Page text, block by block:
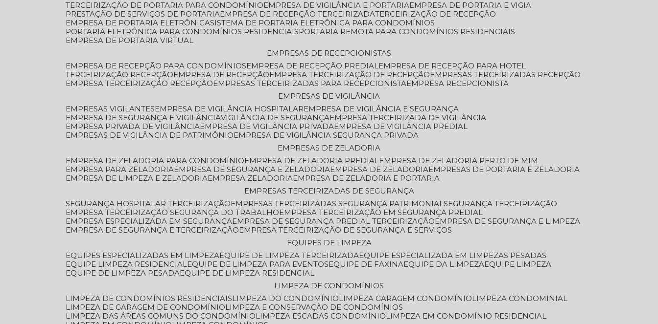
TERCEIRIZAÇÃO DE PORTARIA PARA CONDOMÍNIO
EMPRESA DE VIGILÂNCIA E PORTARIA
EMPRESA DE PORTARIA E VIGIA
PRESTAÇÃO DE SERVIÇOS DE PORTARIA
EMPRESA DE RECEPÇÃO TERCEIRIZADA TERCEIRIZAÇÃO DE RECEPÇÃO
EMPRESA DE PORTARIA ELETRÔNICA SISTEMA DE PORTARIA ELETRÔNICA PARA CONDOMÍNIOS
PORTARIA ELETRÔNICA PARA CONDOMÍNIOS RESIDENCIAIS
PORTARIA REMOTA PARA CONDOMÍNIOS RESIDENCIAIS
EMPRESA DE PORTARIA VIRTUAL
EMPRESAS DE RECEPCIONISTAS
EMPRESA DE RECEPÇÃO PARA CONDOMÍNIOS
EMPRESA DE RECEPÇÃO PREDIAL
EMPRESA DE RECEPÇÃO PARA HOTEL
TERCEIRIZAÇÃO RECEPÇÃO
EMPRESA DE RECEPÇÃO EMPRESA TERCEIRIZAÇÃO DE RECEPÇÃO
EMPRESAS TERCEIRIZADAS RECEPÇÃO
EMPRESA TERCEIRIZAÇÃO RECEPÇÃO
EMPRESAS TERCEIRIZADAS PARA RECEPCIONISTA
EMPRESA RECEPCIONISTA
EMPRESAS DE VIGILÂNCIA
EMPRESAS VIGILANTES
EMPRESA DE VIGILÂNCIA HOSPITALAR
EMPRESA DE VIGILÂNCIA E SEGURANÇA
EMPRESA DE SEGURANÇA E VIGILÂNCIA VIGILÂNCIA DE SEGURANÇA
EMPRESA TERCEIRIZADA DE VIGILÂNCIA
EMPRESA PRIVADA DE VIGILÂNCIA
EMPRESA DE VIGILÂNCIA PRIVADA
EMPRESA DE VIGILÂNCIA PREDIAL
EMPRESAS DE VIGILÂNCIA DE PATRIMÔNIO
EMPRESA DE VIGILÂNCIA SEGURANÇA PRIVADA
EMPRESAS DE ZELADORIA
EMPRESA DE ZELADORIA PARA CONDOMÍNIO
EMPRESA DE ZELADORIA PREDIAL
EMPRESA DE ZELADORIA PERTO DE MIM
EMPRESA PARA ZELADORIA
EMPRESA DE SEGURANÇA E ZELADORIA EMPRESA DE ZELADORIA
EMPRESAS DE PORTARIA E ZELADORIA
EMPRESA DE LIMPEZA E ZELADORIA
EMPRESA ZELADORIA
EMPRESA DE ZELADORIA E PORTARIA
EMPRESAS TERCEIRIZADAS DE SEGURANÇA
SEGURANÇA HOSPITALAR TERCEIRIZAÇÃO
EMPRESAS TERCEIRIZADAS SEGURANÇA PATRIMONIAL SEGURANÇA TERCEIRIZAÇÃO
EMPRESA TERCEIRIZAÇÃO SEGURANÇA DO TRABALHO
EMPRESA TERCEIRIZAÇÃO EM SEGURANÇA PREDIAL
EMPRESA ESPECIALIZADA EM SEGURANÇA
EMPRESA DE SEGURANÇA PREDIAL TERCEIRIZAÇÃO
EMPRESA DE SEGURANÇA E LIMPEZA
EMPRESA DE SEGURANÇA E TERCEIRIZAÇÃO
EMPRESA TERCEIRIZAÇÃO DE SEGURANÇA E SERVIÇOS
EQUIPES DE LIMPEZA
EQUIPES ESPECIALIZADAS EM LIMPEZA EQUIPE DE LIMPEZA TERCEIRIZADA EQUIPE ESPECIALIZADA EM LIMPEZAS PESADAS
EQUIPE LIMPEZA RESIDENCIAL EQUIPE DE LIMPEZA PARA EVENTOS EQUIPE DE FAXINA EQUIPE DA LIMPEZA EQUIPE LIMPEZA
EQUIPE DE LIMPEZA PESADA EQUIPE DE LIMPEZA RESIDENCIAL
LIMPEZA DE CONDOMÍNIOS
LIMPEZA DE CONDOMÍNIOS RESIDENCIAIS
LIMPEZA DO CONDOMÍNIO LIMPEZA GARAGEM CONDOMÍNIO
LIMPEZA CONDOMINIAL
LIMPEZA DE GARAGEM DE CONDOMÍNIO
LIMPEZA E CONSERVAÇÃO DE CONDOMÍNIOS
LIMPEZA DAS ÁREAS COMUNS DO CONDOMÍNIO
LIMPEZA ESCADAS CONDOMÍNIO
LIMPEZA EM CONDOMÍNIO RESIDENCIAL